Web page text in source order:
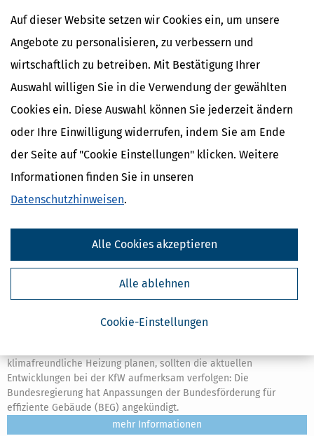
Auf dieser Website setzen wir Cookies ein, um unsere
Angebote zu personalisieren, zu verbessern und
wirtschaftlich zu betreiben. Mit Bestätigung Ihrer
Auswahl willigen Sie in die Verwendung der gewählten
Cookies ein. Diese Auswahl können Sie jederzeit ändern
oder Ihre Einwilligung widerrufen, indem Sie am Ende
der Seite auf "Cookie Einstellungen" klicken. Weitere
Informationen finden Sie in unseren
Datenschutzhinweisen.
Cookie-Einstellungen
Alle ablehnen
Alle Cookies akzeptieren
Ferienhaus oder Ferienwohnung in Deutschland: Das gilt steuerlich
15.07.2026, 10:01 Uhr]Ob als Geldanlage, späterer Altersruhesitz
Urlaub machen zu können: Die Gründe für den Kauf einer
Ferienimmobilie sind vielfältig. Wie sich die Ferienimmobilie
mehr
KfW-Heizungsförderung: Übergangsfrist bis 20. Juli 2026 nutzen
klimafreundliche Heizung planen, sollten die aktuellen
Entwicklungen bei der KfW aufmerksam verfolgen: Die
Bundesregierung hat Anpassungen der Bundesförderung für
effiziente Gebäude (BEG) angekündigt.
mehr